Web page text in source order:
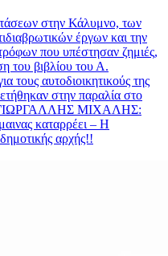
στην Κάλυμνο, των
έργων και την
που υπέστησαν ζημιές,
του βιβλίου του Α.
τους αυτοδιοικητικούς της
στην παραλία στο
ΜΙΧΑΛΗΣ:
καταρρέει – Η
αρχής!!